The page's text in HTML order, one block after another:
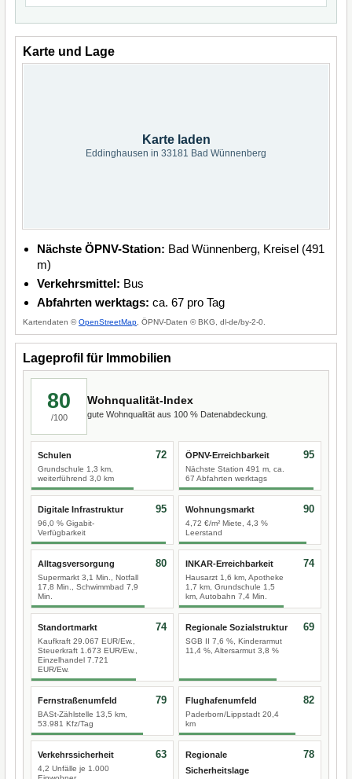
Karte und Lage
Karte laden
Eddinghausen in 33181 Bad Wünnenberg
Nächste ÖPNV-Station: Bad Wünnenberg, Kreisel (491
m)
Verkehrsmittel: Bus
Abfahrten werktags: ca. 67 pro Tag
Kartendaten ©OpenStreetMap , ÖPNV-Daten © BKG, dl-de/by-2-0.
Lageprofil für Immobilien
80
/100
Wohnqualität-Index
gute Wohnqualität aus 100 % Datenabdeckung.
Schulen
Grundschule 1,3 km,
weiterführend 3,0 km
72 ÖPNV-Erreichbarkeit
Nächste Station 491 m, ca.
67 Abfahrten werktags
95
Digitale Infrastruktur
96,0 % Gigabit-
Verfügbarkeit
95 Wohnungsmarkt
4,72 €/m² Miete, 4,3 %
Leerstand
90
Alltagsversorgung
Supermarkt 3,1 Min., Notfall
17,8 Min., Schwimmbad 7,9
Min.
80 INKAR-Erreichbarkeit
Hausarzt 1,6 km, Apotheke
1,7 km, Grundschule 1,5
km, Autobahn 7,4 Min.
74
Standortmarkt
Kaufkraft 29.067 EUR/Ew.,
Steuerkraft 1.673 EUR/Ew.,
Einzelhandel 7.721
EUR/Ew.
74 Regionale Sozialstruktur
SGB II 7,6 %, Kinderarmut
11,4 %, Altersarmut 3,8 %
69
Fernstraßenumfeld
BASt-Zählstelle 13,5 km,
53.981 Kfz/Tag
79 Flughafenumfeld
Paderborn/Lippstadt 20,4
km
82
Verkehrssicherheit
4,2 Unfälle je 1.000
63
Regionale
Sicherheitslage
78